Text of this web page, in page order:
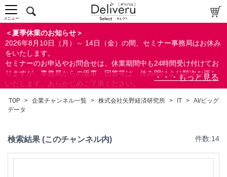
＜夏季休業のお知らせ＞
2026年8月10日（月）～ 14日（金）の間、セミナー事務局はお休み
をいたします。
セミナーのお申込やお問合せは、休業期間中も24時間受け付けてお
りますが、事務局からの返事・回答等は、休み明けより順次お返し
いたします。あらかじめご了承ください。
ができます。
メニュー
TOP > 企業チャンネル一覧 > 株式会社矢野経済研究所 > IT > AI/ビッグ
データ
検索結果 (このチャンネル内) 件数:14